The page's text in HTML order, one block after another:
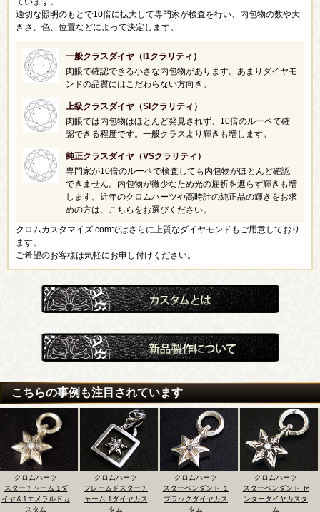
適切な照明のもとで10倍に拡大して専門家が検査を行い、内包物の数や大
きさ、色、位置などによって決定します。
一般クラスダイヤ（I1クラリティ）
肉眼で確認できる小さな内包物があります。あまりダイヤモ
ンドの品質にはこだわらない方向き。
上級クラスダイヤ（SIクラリティ）
肉眼では内包物はほとんど発見されず、10倍のルーペで確
認できる程度です。一般クラスより輝きも増します。
純正クラスダイヤ（VSクラリティ）
専門家が10倍のルーペで検査しても内包物がほとんど確認
できません。内包物が微少なため光の屈折を遮らず輝きも増
します。近年のクロムハーツや高時計の純正品の輝きをお求
めの方は、こちらをお選びください。
クロムカスタマイズ.comではさらに上質なダイヤモンドもご用意しており
ます。
ご希望のお客様は気軽にお申し付けください。
こちらの事例も注目されています
1ダ
ルドカ
クロムハーツ
フレームドスターチ
ャーム 1ダイヤカス
クロムハーツ
スターペンダント １
ブラックダイヤカス
クロムハーツ
スターペンダント セ
ンターダイヤカスタ
クロムハ
スタースタ
ス センター